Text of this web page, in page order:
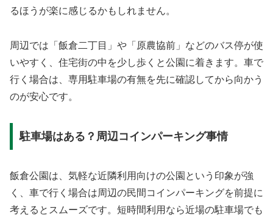
るほうが楽に感じるかもしれません。
周辺では「飯倉二丁目」や「原農協前」などのバス停が使
いやすく、住宅街の中を少し歩くと公園に着きます。車で
行く場合は、専用駐車場の有無を先に確認してから向かう
のが安心です。
駐車場はある？周辺コインパーキング事情
飯倉公園は、気軽な近隣利用向けの公園という印象が強
く、車で行く場合は周辺の民間コインパーキングを前提に
考えるとスムーズです。短時間利用なら近場の駐車場でも